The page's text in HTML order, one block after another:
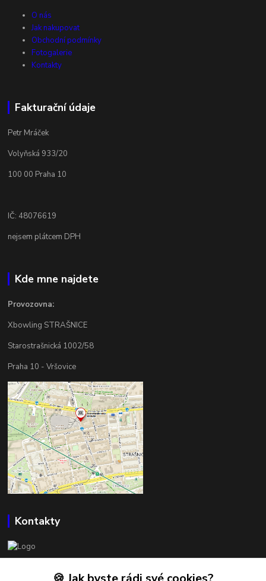
O nás
Jak nakupovat
Obchodní podmínky
Fotogalerie
Kontakty
Fakturační údaje
Petr Mráček
Volyňská 933/20
100 00 Praha 10
IČ: 48076619
nejsem plátcem DPH
Kde mne najdete
Provozovna:
Xbowling STRAŠNICE
Starostrašnická 1002/58
Praha 10 - Vršovice
Kontakty